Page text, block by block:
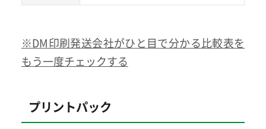
※DM印刷発送会社がひと目で分かる比較表を
もう一度チェックする
プリントパック